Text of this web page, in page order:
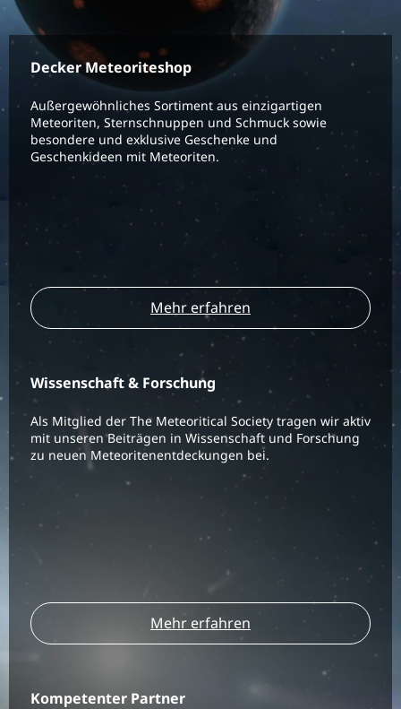
Decker Meteoriteshop
Außergewöhnliches Sortiment aus einzigartigen
Meteoriten, Sternschnuppen und Schmuck sowie
besondere und exklusive Geschenke und
Geschenkideen mit Meteoriten.
Mehr erfahren
Wissenschaft & Forschung
Als Mitglied der The Meteoritical Society tragen wir aktiv
mit unseren Beiträgen in Wissenschaft und Forschung
zu neuen Meteoritenentdeckungen bei.
Mehr erfahren
Kompetenter Partner